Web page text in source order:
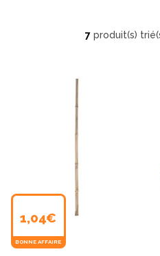
7 produit(s)
1,04€
BONNE AFFAIRE